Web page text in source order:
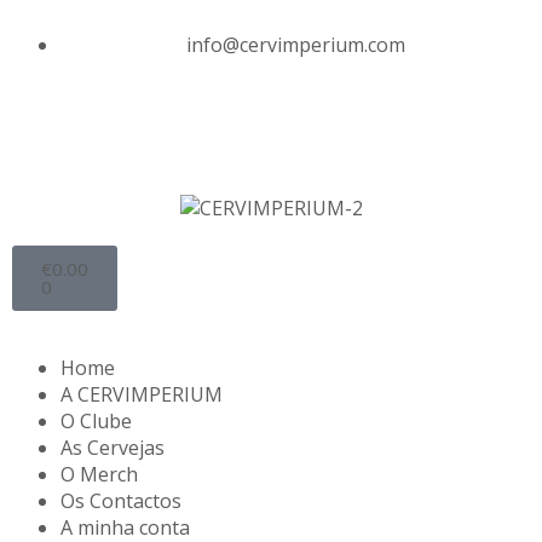
info@cervimperium.com
€0.00
0
Home
A CERVIMPERIUM
O Clube
As Cervejas
O Merch
Os Contactos
A minha conta